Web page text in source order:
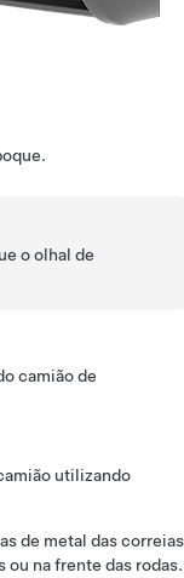
o olhal de
camião de
utilizando
de metal das correias
na frente das rodas.